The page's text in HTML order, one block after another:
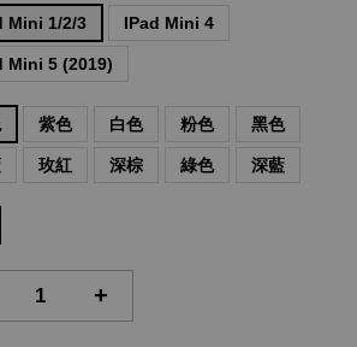
Mini 1/2/3 IPad Mini 4
Mini 5 (2019)
紫色 白色 粉色 黑色
玫紅 深棕 綠色 深藍
+